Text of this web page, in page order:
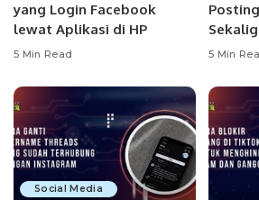
yang Login Facebook
lewat Aplikasi di HP
5 Min Read 5 Min
Social Media